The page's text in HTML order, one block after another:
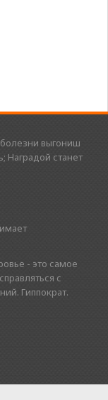
выгониш
Наградой станет
- это самое
с
Гиппократ.